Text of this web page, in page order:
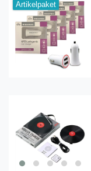
Artikelpaket